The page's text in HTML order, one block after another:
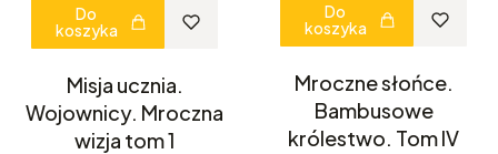
Do
koszyka
Misja ucznia.
Wojownicy. Mroczna
wizja tom 1
Do
koszyka
Mroczne słońce.
Bambusowe
królestwo. Tom IV